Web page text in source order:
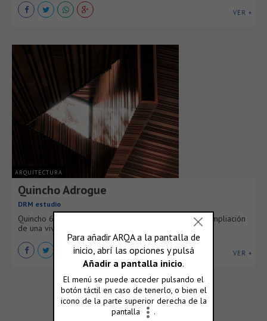
VER +
ARQUITECTURA
Quincho Adrogue
DRM estudio
Quincho 60m2 - Adrogué - Surge un encargo para la ampliación
de una vivienda unifamiliar en la zona de [...]
VER +